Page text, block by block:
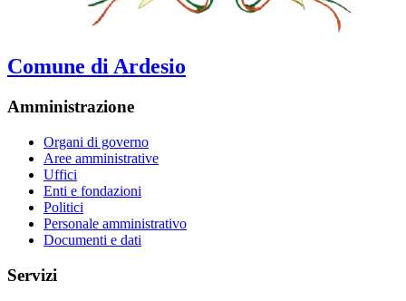
Comune di Ardesio
Amministrazione
Organi di governo
Aree amministrative
Uffici
Enti e fondazioni
Politici
Personale amministrativo
Documenti e dati
Servizi